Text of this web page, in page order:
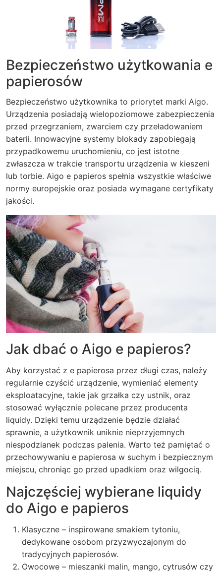
Bezpieczeństwo użytkowania e
papierosów
Bezpieczeństwo użytkownika to priorytet marki Aigo.
Urządzenia posiadają wielopoziomowe zabezpieczenia
przed przegrzaniem, zwarciem czy przeładowaniem
baterii. Innowacyjne systemy blokady zapobiegają
przypadkowemu uruchomieniu, co jest istotne
zwłaszcza w trakcie transportu urządzenia w kieszeni
lub torbie. Aigo e papieros spełnia wszystkie właściwe
normy europejskie oraz posiada wymagane certyfikaty
jakości.
Jak dbać o Aigo e papieros?
Aby korzystać z e papierosa przez długi czas, należy
regularnie czyścić urządzenie, wymieniać elementy
eksploatacyjne, takie jak grzałka czy ustnik, oraz
stosować wyłącznie polecane przez producenta
liquidy. Dzięki temu urządzenie będzie działać
sprawnie, a użytkownik uniknie nieprzyjemnych
niespodzianek podczas palenia. Warto też pamiętać o
przechowywaniu e papierosa w suchym i bezpiecznym
miejscu, chroniąc go przed upadkiem oraz wilgocią.
Najczęściej wybierane liquidy
do Aigo e papieros
Klasyczne – inspirowane smakiem tytoniu,
dedykowane osobom przyzwyczajonym do
tradycyjnych papierosów.
Owocowe – mieszanki malin, mango, cytrusów czy